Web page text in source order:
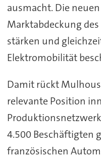
ausmacht. Die
Marktabdeckung
stärken und
Elektromobilität
Damit rückt
relevante Position
4.500 Beschäftigten
französischen